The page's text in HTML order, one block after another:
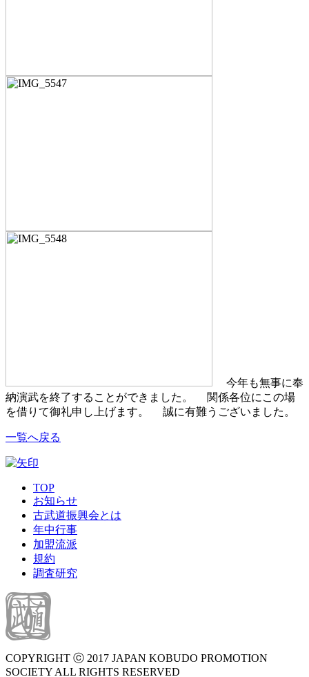
今年も無事に奉
納演武を終了することができました。 関係各位にこの場
を借りて御礼申し上げます。 誠に有難うございました。
一覧へ戻る
TOP
お知らせ
古武道振興会とは
年中行事
加盟流派
規約
調査研究
COPYRIGHT ⓒ 2017 JAPAN KOBUDO PROMOTION
SOCIETY ALL RIGHTS RESERVED